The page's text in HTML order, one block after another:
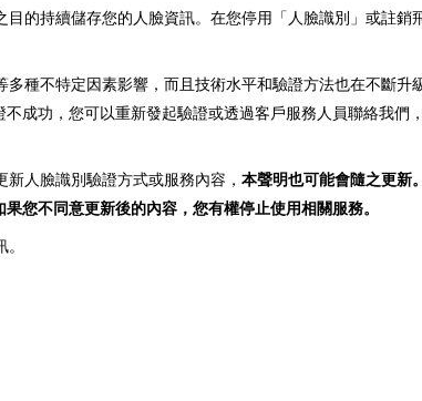
的持續儲存您的人臉資訊。在您停用「人臉識別」或註銷
種不特定因素影響，而且技術水平和驗證方法也在不斷升
成功，您可以重新發起驗證或透過客戶服務人員聯絡我們
人臉識別驗證方式或服務內容， 本聲明也可能會隨之更新
您不同意更新後的內容，您有權停止使用相關服務。